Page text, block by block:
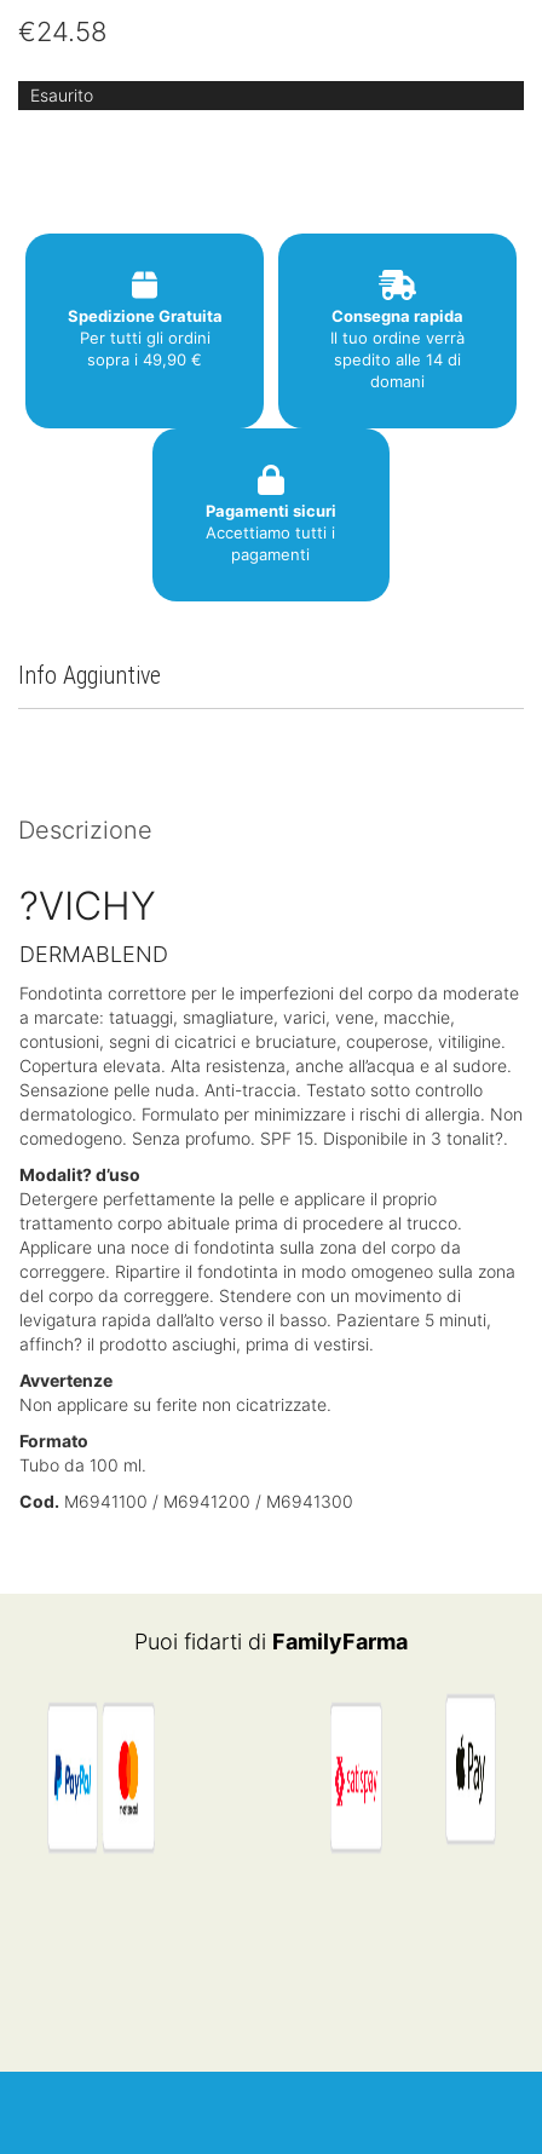
€24.58
Esaurito
Spedizione Gratuita
Per tutti gli ordini
sopra i 49,90 €
Consegna rapida
Il tuo ordine verrà
spedito alle 14 di
domani
Pagamenti sicuri
Accettiamo tutti i
pagamenti
Info Aggiuntive
Descrizione
?VICHY
DERMABLEND
Fondotinta correttore per le imperfezioni del corpo da moderate
a marcate: tatuaggi, smagliature, varici, vene, macchie,
contusioni, segni di cicatrici e bruciature, couperose, vitiligine.
Copertura elevata. Alta resistenza, anche all’acqua e al sudore.
Sensazione pelle nuda. Anti-traccia. Testato sotto controllo
dermatologico. Formulato per minimizzare i rischi di allergia. Non
comedogeno. Senza profumo. SPF 15. Disponibile in 3 tonalit?.
Modalit? d’uso
Detergere perfettamente la pelle e applicare il proprio
trattamento corpo abituale prima di procedere al trucco.
Applicare una noce di fondotinta sulla zona del corpo da
correggere. Ripartire il fondotinta in modo omogeneo sulla zona
del corpo da correggere. Stendere con un movimento di
levigatura rapida dall’alto verso il basso. Pazientare 5 minuti,
affinch? il prodotto asciughi, prima di vestirsi.
Avvertenze
Non applicare su ferite non cicatrizzate.
Formato
Tubo da 100 ml.
Cod. M6941100 / M6941200 / M6941300
Puoi fidarti di FamilyFarma